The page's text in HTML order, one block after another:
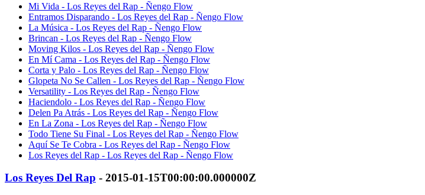
Mi Vida - Los Reyes del Rap - Ñengo Flow
Entramos Disparando - Los Reyes del Rap - Ñengo Flow
La Música - Los Reyes del Rap - Ñengo Flow
Brincan - Los Reyes del Rap - Ñengo Flow
Moving Kilos - Los Reyes del Rap - Ñengo Flow
En Mí Cama - Los Reyes del Rap - Ñengo Flow
Corta y Palo - Los Reyes del Rap - Ñengo Flow
Glopeta No Se Callen - Los Reyes del Rap - Ñengo Flow
Versatility - Los Reyes del Rap - Ñengo Flow
Haciendolo - Los Reyes del Rap - Ñengo Flow
Delen Pa Atrás - Los Reyes del Rap - Ñengo Flow
En La Zona - Los Reyes del Rap - Ñengo Flow
Todo Tiene Su Final - Los Reyes del Rap - Ñengo Flow
Aquí Se Te Cobra - Los Reyes del Rap - Ñengo Flow
Los Reyes del Rap - Los Reyes del Rap - Ñengo Flow
Los Reyes Del Rap - 2015-01-15T00:00:00.000000Z